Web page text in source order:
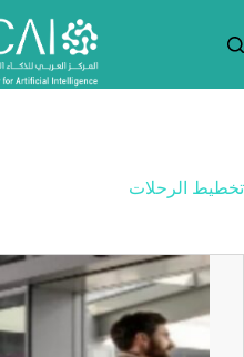
المحتوى
تخطيط الرحلات